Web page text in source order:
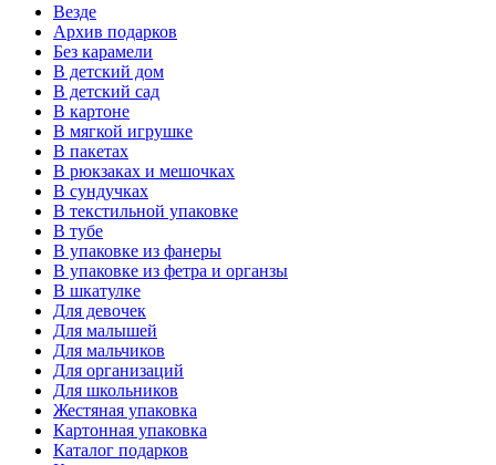
Везде
Архив подарков
Без карамели
В детский дом
В детский сад
В картоне
В мягкой игрушке
В пакетах
В рюкзаках и мешочках
В сундучках
В текстильной упаковке
В тубе
В упаковке из фанеры
В упаковке из фетра и органзы
В шкатулке
Для девочек
Для малышей
Для мальчиков
Для организаций
Для школьников
Жестяная упаковка
Картонная упаковка
Каталог подарков